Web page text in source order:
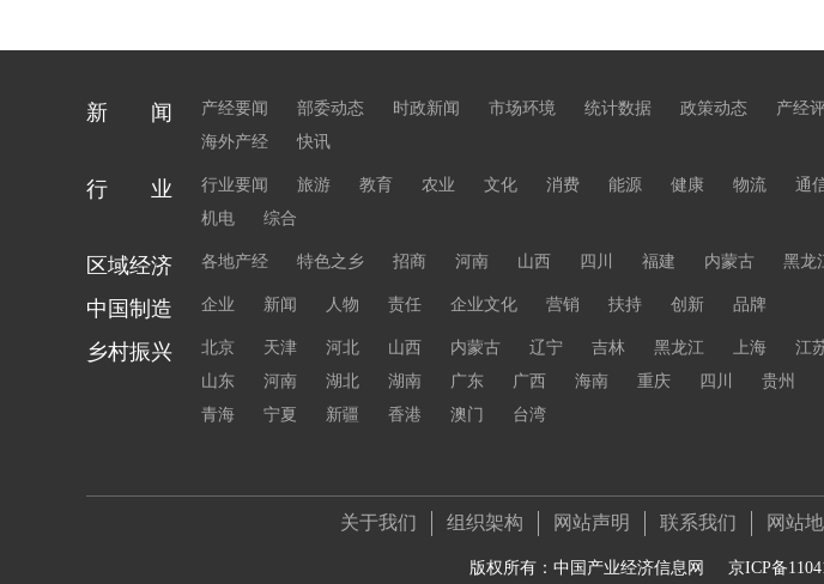
新 闻 产经要闻 部委动态 时政新闻 市场环境 统计数据 政策动态 产经
海外产经
快讯
行 业 行业要闻 旅游 教育 农业 文化 消费 能源 健康 物流 通
机电
综合
区域经济 各地产经 特色之乡 招商 河南 山西 四川 福建 内蒙古 黑龙
中国制造 企业 新闻 人物 责任 企业文化 营销 扶持 创新 品牌
乡村振兴 北京 天津 河北 山西 内蒙古 辽宁 吉林 黑龙江 上海 江
山东
河南 湖北 湖南 广东 广西 海南 重庆 四川 贵州
青海
宁夏 新疆 香港 澳门 台湾
关于我们 组织架构 网站声明 联系我们 网站
版权所有：中国产业经济信息网 京ICP备